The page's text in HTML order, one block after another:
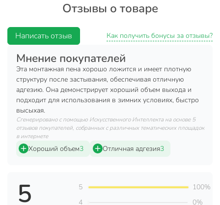
Состав: 4,4-дифенилметандиизоцианат, диметиловый
эфир, пропан-бутан, полиольный компонент;
Хранить в вертикальном положении клапаном вверх
в сухом прохладном месте при температуре
Преимущества:
Обеспечивает равномерный, стабильный выход и
идеальную мелкопористую структуру готовой пены;
Создает превосходную термо- и звукоизоляцию;
Не деформирует конструкцию благодаря низкому
вторичному расширению;
Техническая информация
Минимальная температура
эксплуатации, °C
Отзывы о товаре
Написать отзыв Как получить бонусы за отзывы?
Мнение покупателей
Эта монтажная пена хорошо ложится и имеет плотную
структуру после застывания, обеспечивая отличную
адгезию. Она демонстрирует хороший объем выхода и
подходит для использования в зимних условиях, быстро
высыхая.
Сгенерировано с помощью Искусственного Интеллекта на основе 5
отзывов покупателей, собранных с различных тематических площадок
в интернете
Хороший объем3 Отличная адгезия3
5 5
100%
4
0%